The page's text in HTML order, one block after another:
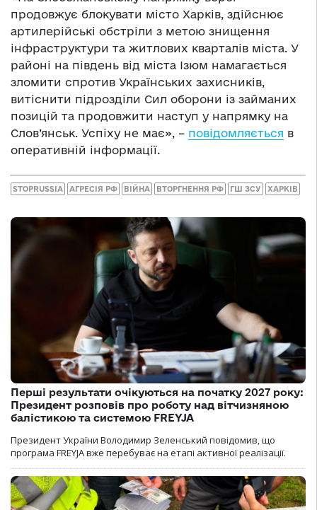
продовжує блокувати місто Харків, здійснює
артилерійські обстріли з метою знищення
інфраструктури та житлових кварталів міста. У
районі на південь від міста Ізюм намагається
зломити спротив Українських захисників,
витіснити підрозділи Сил оборони із займаних
позицій та продовжити наступ у напрямку на
Слов’янськ. Успіху не має», – повідомляється в
оперативній інформації.
STOPRUSSIA АГРЕСІЯ РФ ВІЙНА ВТОРГНЕННЯ РФ ГШ ЗСУ ХАРКІВ
Перші результати очікуються на початку 2027 року:
Президент розповів про роботу над вітчизняною
балістикою та системою FREYJA
Президент України Володимир Зеленський повідомив, що
програма FREYJA вже перебуває на етапі активної реалізації.